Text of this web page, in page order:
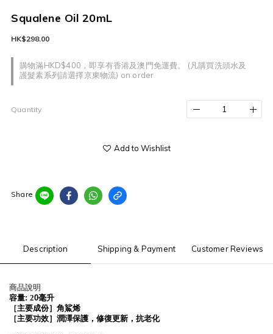
Squalene Oil 20mL
購物滿HKD$400，即享有香港及澳門免運費。 (凡購買洗頭水及
護髮素系列請選擇京東物流) on order
HK$298.00
Quantity
Add to Wishlist
Share
Description Shipping & Payment Customer Reviews
商品說明
容量: 20毫升
［主要成份］角鯊烯
［主要功效］潤澤保護， 修復更新，抗老化